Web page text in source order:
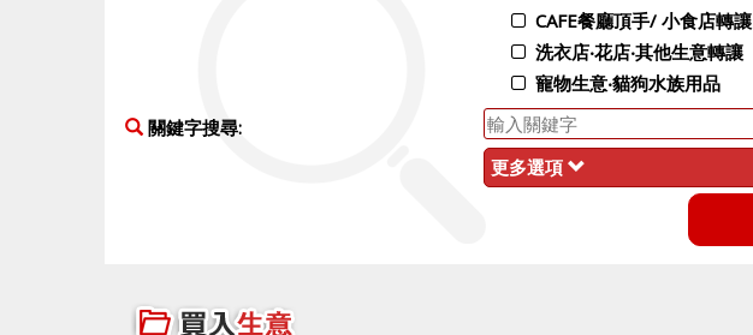
CAFE餐廳頂手/ 小食店轉讓
洗衣店‧花店‧其他生意轉讓
寵物生意‧貓狗水族用品
關鍵字搜尋:
更多選項